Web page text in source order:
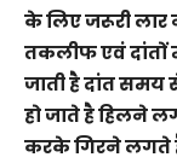
के लिए जरूरी लार
तकलीफ एवं
जाती है दांत
हो जाते है हिलने
करके गिरने लगते